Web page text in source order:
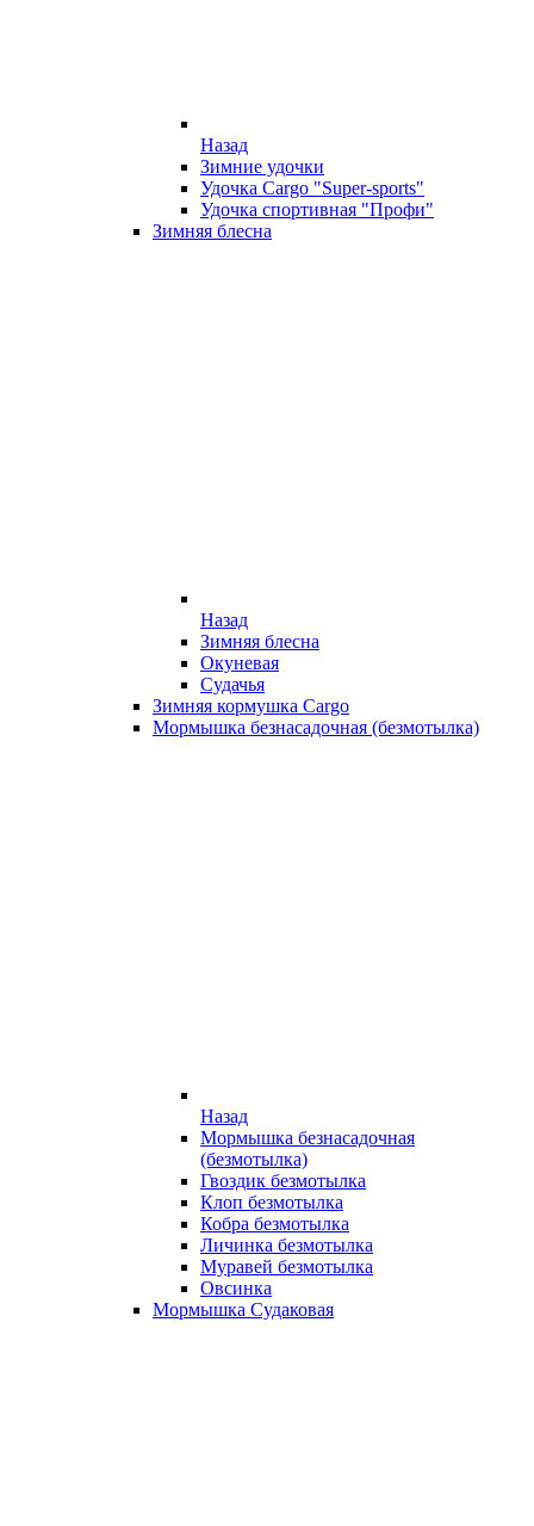
Назад
Зимние удочки
Удочка Cargo "Super-sports"
Удочка спортивная "Профи"
Зимняя блесна
Назад
Зимняя блесна
Окуневая
Судачья
Зимняя кормушка Cargo
Мормышка безнасадочная (безмотылка)
Назад
Мормышка безнасадочная
(безмотылка)
Гвоздик безмотылка
Клоп безмотылка
Кобра безмотылка
Личинка безмотылка
Муравей безмотылка
Овсинка
Мормышка Судаковая